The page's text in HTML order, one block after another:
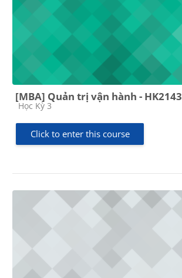
[MBA] Quản trị vận hành - HK2143
Course category
Học Kỳ 3
Click to enter this course